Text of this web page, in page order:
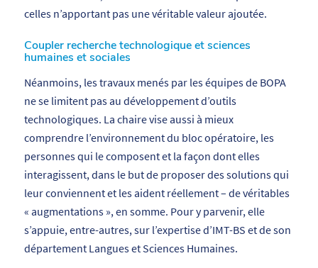
celles n’apportant pas une véritable valeur ajoutée.
Coupler recherche technologique et sciences
humaines et sociales
Néanmoins, les travaux menés par les équipes de BOPA
ne se limitent pas au développement d’outils
technologiques. La chaire vise aussi à mieux
comprendre l’environnement du bloc opératoire, les
personnes qui le composent et la façon dont elles
interagissent, dans le but de proposer des solutions qui
leur conviennent et les aident réellement – de véritables
« augmentations », en somme. Pour y parvenir, elle
s’appuie, entre-autres, sur l’expertise d’IMT-BS et de son
département Langues et Sciences Humaines.